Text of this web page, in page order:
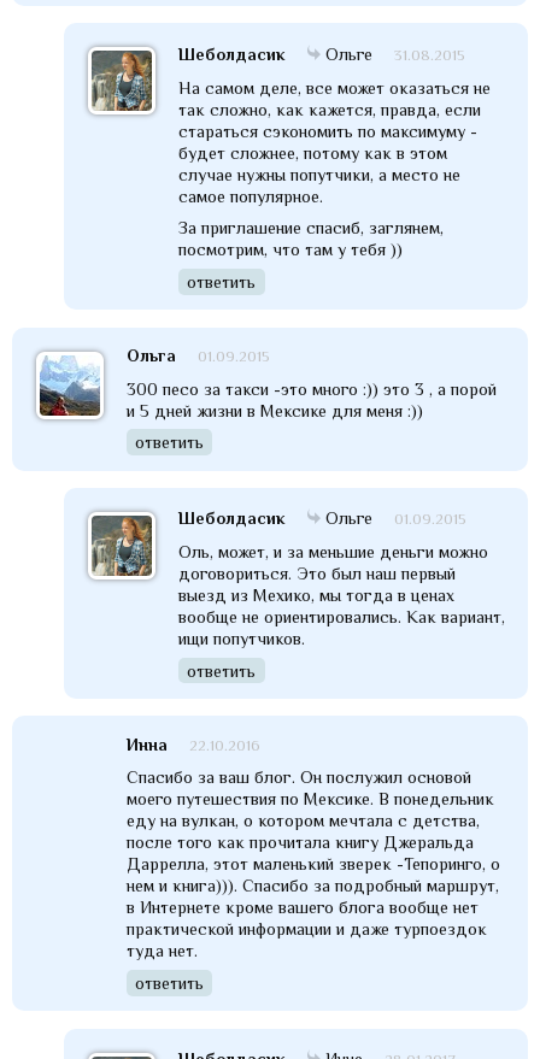
Шеболдасик Ольге 31.08.2015
На самом деле, все может оказаться не
так сложно, как кажется, правда, если
стараться сэкономить по максимуму -
будет сложнее, потому как в этом
случае нужны попутчики, а место не
самое популярное.
За приглашение спасиб, заглянем,
посмотрим, что там у тебя ))
ответить
Ольга 01.09.2015
300 песо за такси -это много :)) это 3 , а порой
и 5 дней жизни в Мексике для меня :))
ответить
Шеболдасик Ольге 01.09.2015
Оль, может, и за меньшие деньги можно
договориться. Это был наш первый
выезд из Мехико, мы тогда в ценах
вообще не ориентировались. Как вариант,
ищи попутчиков.
ответить
Инна 22.10.2016
Спасибо за ваш блог. Он послужил основой
моего путешествия по Мексике. В понедельник
еду на вулкан, о котором мечтала с детства,
после того как прочитала книгу Джеральда
Даррелла, этот маленький зверек -Тепоринго, о
нем и книга))). Спасибо за подробный маршрут,
в Интернете кроме вашего блога вообще нет
практической информации и даже турпоездок
туда нет.
ответить